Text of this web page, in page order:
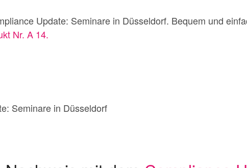
Update: Seminare in Düsseldorf. Bequem und
Nr. A 14.